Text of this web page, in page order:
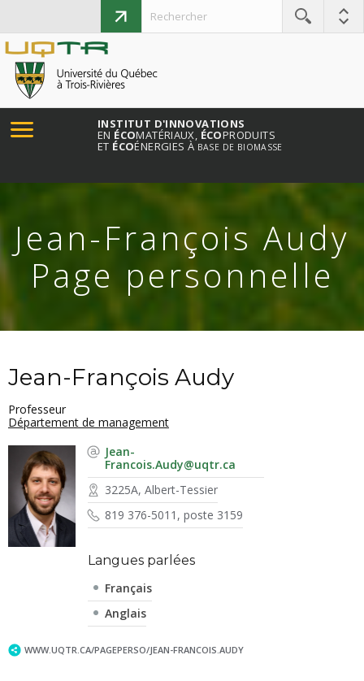
INSTITUT D'INNOVATIONS
EN ÉCOMATÉRIAUX, ÉCOPRODUITS
ET ÉCOÉNERGIES À BASE DE BIOMASSE
Jean-François Audy
Page personnelle
Jean-François Audy
Professeur
Département de management
Jean-
Francois.Audy@uqtr.ca
3225A, Albert-Tessier
819 376-5011, poste 3159
Langues parlées
Français
Anglais
WWW.UQTR.CA/PAGEPERSO/JEAN-FRANCOIS.AUDY